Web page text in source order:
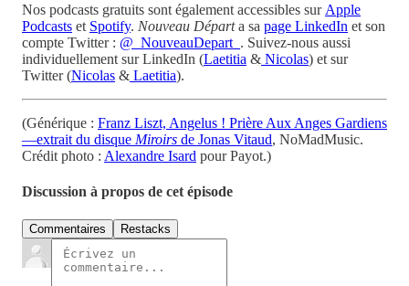
Nos podcasts gratuits sont également accessibles sur Apple
Podcasts et Spotify. Nouveau Départa sa page LinkedIn et son
compte Twitter : @_NouveauDepart_ . Suivez-nous aussi
individuellement sur LinkedIn (Laetitia & Nicolas) et sur
Twitter (Nicolas & Laetitia).
(Générique : Franz Liszt, Angelus ! Prière Aux Anges Gardiens
—extrait du disque Miroirs de Jonas Vitaud, NoMadMusic.
Crédit photo : Alexandre Isard pour Payot.)
Discussion à propos de cet épisode
Commentaires Restacks